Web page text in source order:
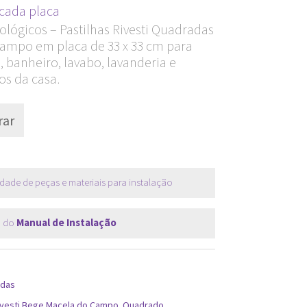
35,90.
cada placa
– Pastilhas Rivesti Quadradas
em placa de 33 x 33 cm para
banheiro, lavabo, lavanderia e
da casa.
de peças e materiais para instalação
do Manual de Instalação